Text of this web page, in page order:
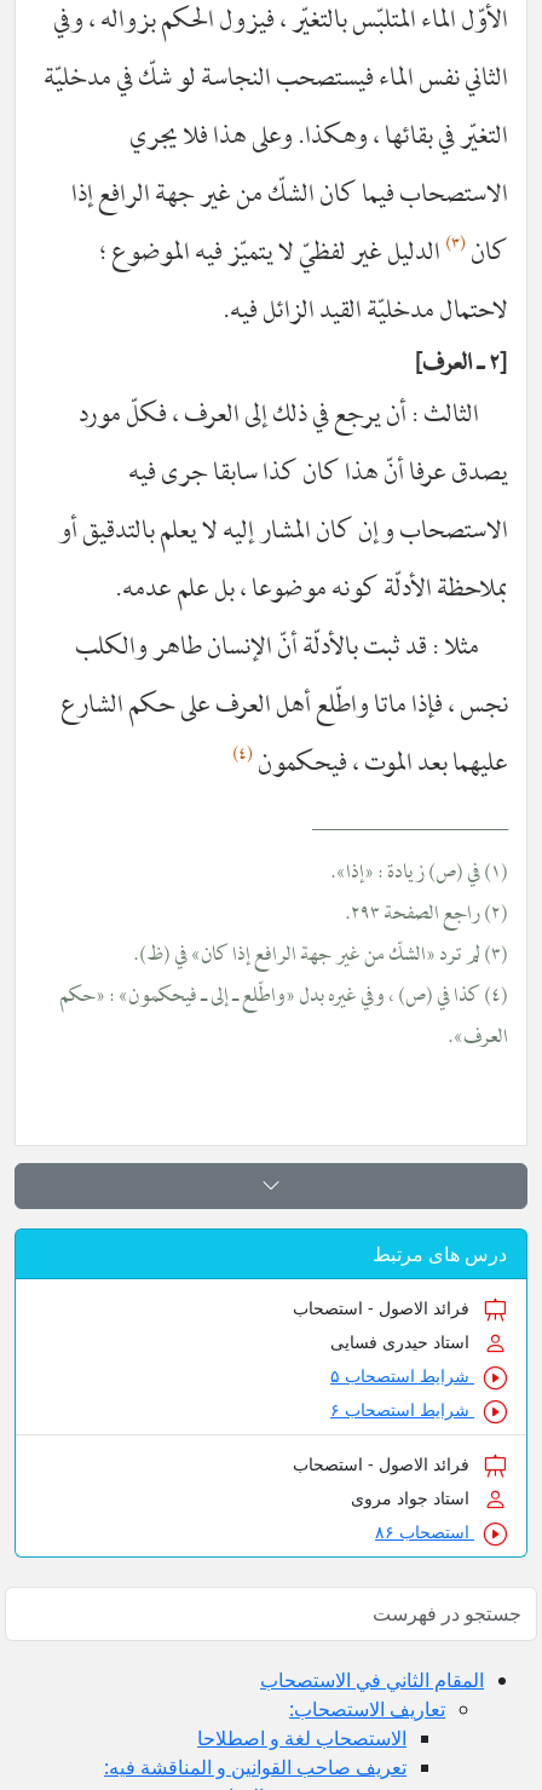
الأوّل الماء المتلبّس بالتغيّر ، فيزول الحكم بزواله ، وفي
الثاني نفس الماء فيستصحب النجاسة لو شكّ في مدخليّة
التغيّر في بقائها ، وهكذا. وعلى هذا فلا يجري
الاستصحاب فيما كان الشكّ من غير جهة الرافع إذا
كان(٣) الدليل غير لفظيّ لا يتميّز فيه الموضوع ؛
لاحتمال مدخليّة القيد الزائل فيه.
٢ ـ العرف
الثالث : أن يرجع في ذلك إلى العرف ، فكلّ مورد
يصدق عرفا أنّ هذا كان كذا سابقا جرى فيه
الاستصحاب وإن كان المشار إليه لا يعلم بالتدقيق أو
بملاحظة الأدلّة كونه موضوعا ، بل علم عدمه.
مثلا : قد ثبت بالأدلّة أنّ الإنسان طاهر والكلب
نجس ، فإذا ماتا واطّلع أهل العرف على حكم الشارع
عليهما بعد الموت ، فيحكمون(٤)
__________________
(١) في (ص) زيادة : «إذا».
(٢) راجع الصفحة ٢٩٣.
(٣) لم ترد «الشكّ من غير جهة الرافع إذا كان» في (ظ).
(٤) كذا في (ص) ، وفي غيره بدل «واطّلع ـ إلى ـ فيحكمون» : «حكم
العرف».
درس های مرتبط
فرائد الاصول - استصحاب
استاد حیدری فسایی
شرایط استصحاب ۵
شرایط استصحاب ۶
فرائد الاصول - استصحاب
استاد جواد مروی
استصحاب ۸۶
المقام الثاني في الاستصحاب
تعاريف الاستصحاب:
الاستصحاب لغة و اصطلاحا
تعريف صاحب القوانين و المناقشة فيه: